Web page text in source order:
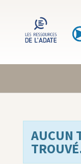
AUCUN